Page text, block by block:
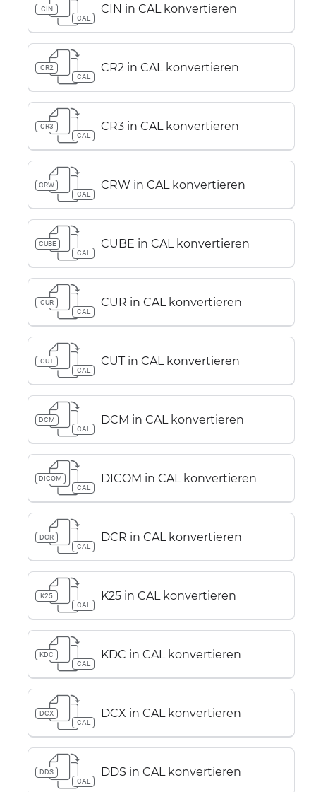
CIN
CAL
CIN in CAL konvertieren
CR2
CAL
CR2 in CAL konvertieren
CR3
CAL
CR3 in CAL konvertieren
CRW
CAL
CRW in CAL konvertieren
CUBE
CAL
CUBE in CAL konvertieren
CUR
CAL
CUR in CAL konvertieren
CUT
CAL
CUT in CAL konvertieren
DCM
CAL
DCM in CAL konvertieren
DICOM
CAL
DICOM in CAL konvertieren
DCR
CAL
DCR in CAL konvertieren
K25
CAL
K25 in CAL konvertieren
KDC
CAL
KDC in CAL konvertieren
DCX
CAL
DCX in CAL konvertieren
DDS
CAL
DDS in CAL konvertieren